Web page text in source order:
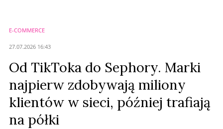
E-COMMERCE
27.07.2026 16:43
Od TikToka do Sephory. Marki
najpierw zdobywają miliony
klientów w sieci, później trafiają
na półki